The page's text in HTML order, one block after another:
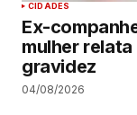
CIDADES
Ex-
mulher
gravidez
04/08/2026